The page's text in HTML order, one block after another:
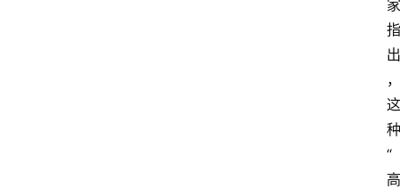
家
指
出
，
这
种
“
高